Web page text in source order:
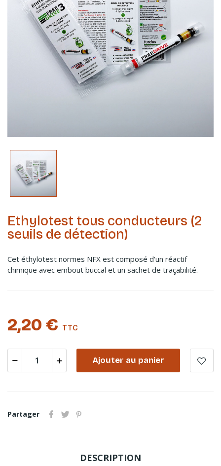
Ethylotest tous conducteurs (2
seuils de détection)
Cet éthylotest normes NFX est composé d'un réactif
chimique avec embout buccal et un sachet de traçabilité.
2,20 € TTC
Ajouter au panier
Partager
DESCRIPTION